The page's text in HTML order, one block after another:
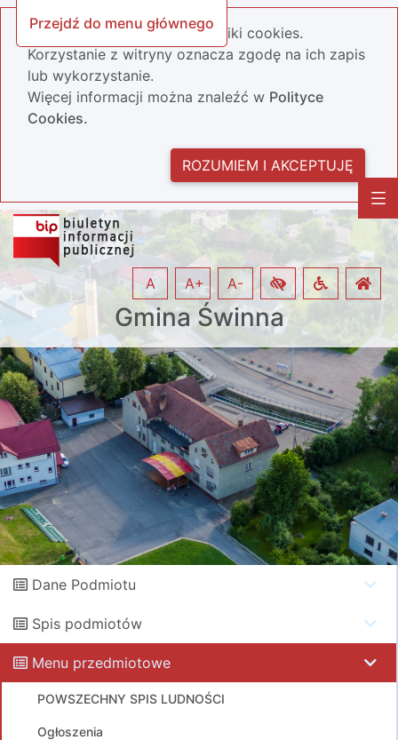
Przejdź do menu głównego
Nasza strona wykorzystuje pliki cookies.
Korzystanie z witryny oznacza zgodę na ich zapis
lub wykorzystanie.
Więcej informacji można znaleźć w Polityce
Cookies.
ROZUMIEM I AKCEPTUJĘ
Gmina Świnna
A A+ A-
Dane Podmiotu
Spis podmiotów
Menu przedmiotowe
POWSZECHNY SPIS LUDNOŚCI
Ogłoszenia